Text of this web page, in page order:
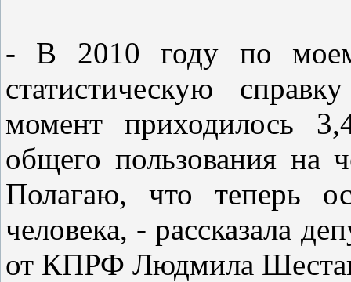
- В 2010 году по
статистическую
момент приходилось
общего пользования на
Полагаю, что теперь
человека, - рассказала
от КПРФ Людмила